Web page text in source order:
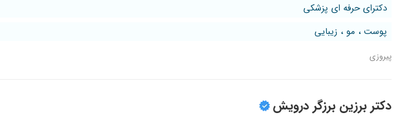
دکترای حرفه ای پزشکی
پوست ، مو ، زیبایی
پیروزی
دکتر برزین برزگر درویش